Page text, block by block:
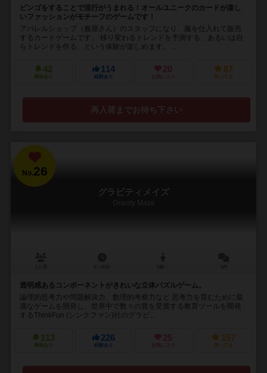
ビンゴをすることで流行がうまれる！オールユニークのカードが楽し
いファッションがモチーフのゲームです！
アパレルショップ（服屋さん）のスタッフになり、服を仕入れて販売
するカードゲームです。 移り変わるトレンドを予測する、あるいは自
らトレンドを作る、という体験が楽しめます。 ...
42
興味あり
114
経験あり
20
お気に入り
87
持ってる
再入荷までお待ち下さい
No.26
グラビティメイズ
Gravity Maze
透明感あるコンポーネントがきれいな立体パズルゲーム。
論理的思考力や問題解決力、数理的考察力など 思考力を育むために最
適なゲームを開発し、世界中で数々の賞を受賞する教育ツールを開発
するThinkFun (シンクファン)社のグラビ...
113
興味あり
226
経験あり
25
お気に入り
157
持ってる